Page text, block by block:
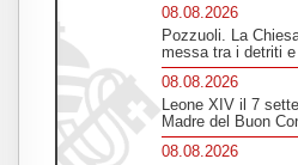
08.08.2026
Pozzuoli. La
messa tra i detriti
08.08.2026
Leone XIV il 7
Madre del Buon
08.08.2026